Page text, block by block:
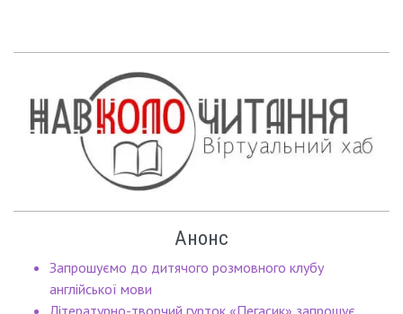
Анонс
Запрошуємо до дитячого розмовного клубу
англійської мови
Літературно-творчий гурток «Пегасик» запрошує